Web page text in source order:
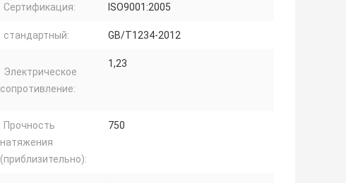
Сертификация: ISO9001:2005
стандартный: GB/T1234-2012
Электрическое
сопротивление:
1,23
Прочность
натяжения
(приблизительно):
750